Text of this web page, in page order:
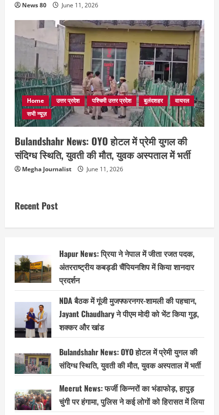
News 80 June 11, 2026
Home उत्तर प्रदेश पश्चिमी उत्तर प्रदेश बुलंदशहर
वायरल
सभी न्यूज़
Bulandshahr News: OYO होटल में प्रेमी युगल की
संदिग्ध स्थिति, युवती की मौत, युवक अस्पताल में भर्ती
Megha Journalist June 11, 2026
Recent Post
Hapur News: प्रिया ने नेपाल में जीता रजत पदक,
अंतरराष्ट्रीय कबड्डी चैंपियनशिप में किया शानदार
प्रदर्शन
NDA बैठक में गूंजी मुजफ्फरनगर-शामली की पहचान,
Jayant Chaudhary ने पीएम मोदी को भेंट किया गुड़,
शक्कर और खांड
Bulandshahr News: OYO होटल में प्रेमी युगल की
संदिग्ध स्थिति, युवती की मौत, युवक अस्पताल में भर्ती
Meerut News: फर्जी किन्नरों का भंडाफोड़, हापुड़
चुंगी पर हंगामा, पुलिस ने कई लोगों को हिरासत में लिया